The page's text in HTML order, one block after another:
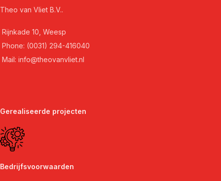
Theo van Vliet B.V..
Rijnkade 10, Weesp
Phone: (0031) 294-416040
Mail: info@theovanvliet.nl
Gerealiseerde projecten
Bedrijfsvoorwaarden